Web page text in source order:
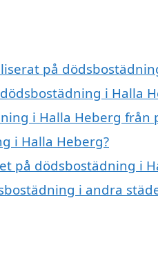
på
i Halla
i Halla Heberg från
i Halla Heberg?
på dödsbostädning i
i andra